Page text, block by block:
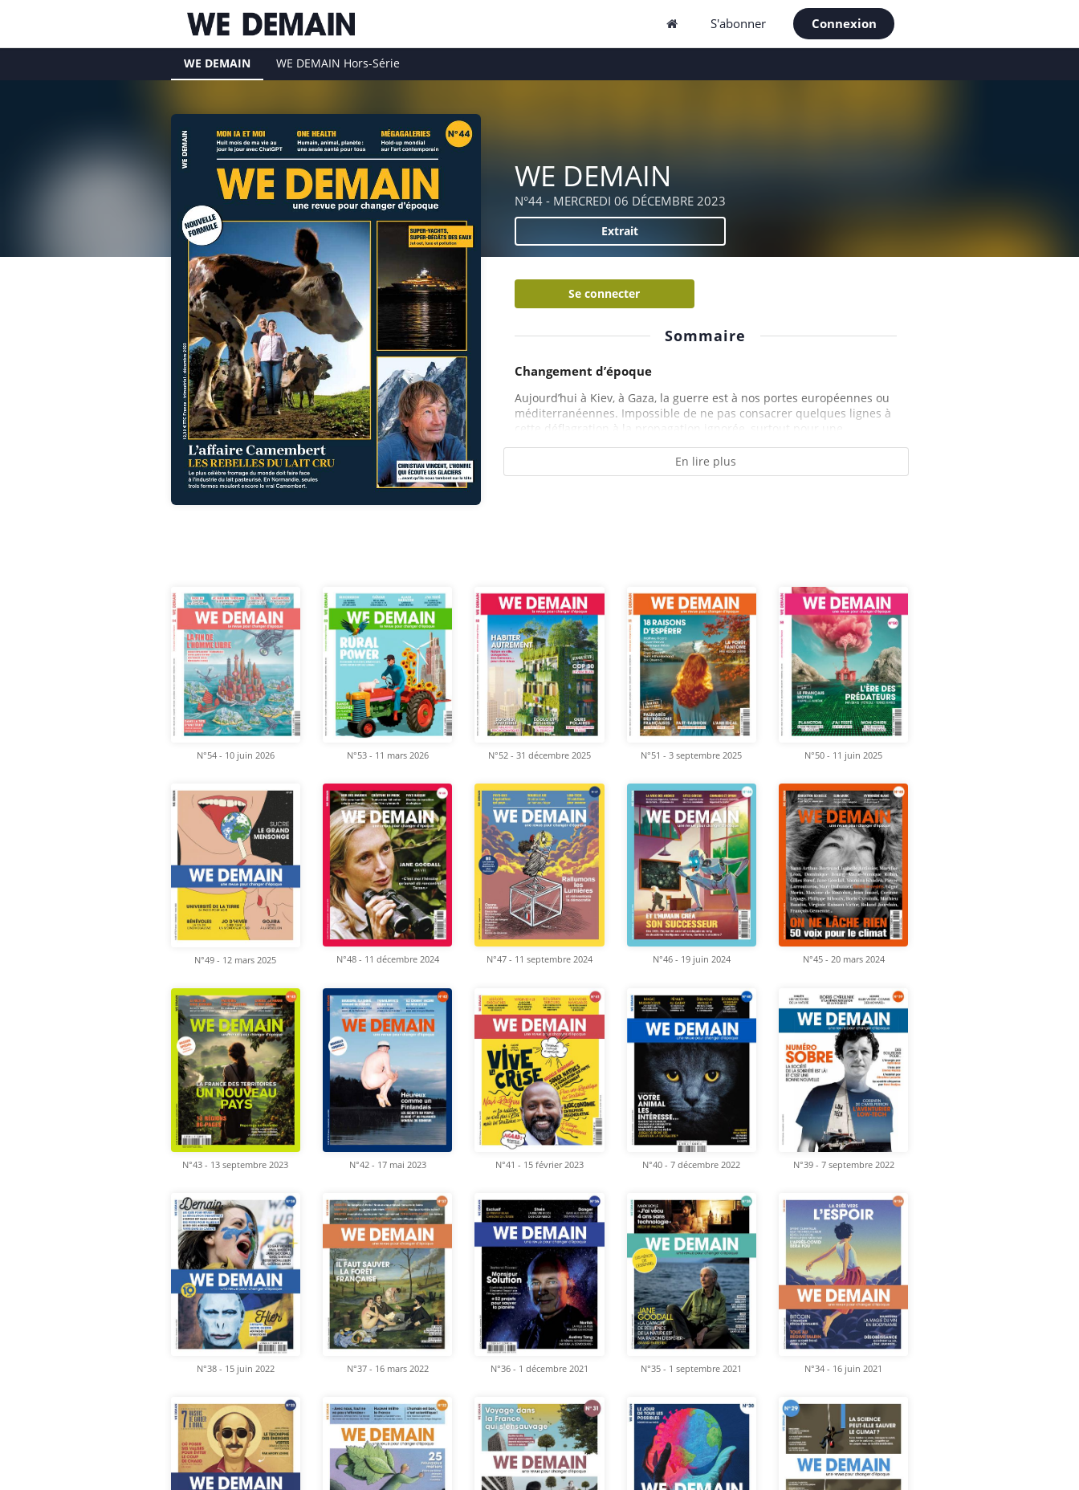
S'abonner Connexion
WE DEMAIN WE DEMAIN Hors-Série
WE DEMAIN
N°44 - MERCREDI 06 DÉCEMBRE 2023
Extrait
Se connecter
Sommaire
Changement d’époque
Aujourd’hui à Kiev, à Gaza, la guerre est à nos portes européennes ou
méditerranéennes. Impossible de ne pas consacrer quelques lignes à
cette déflagration à la propagation ignorée, surtout pour une...
En lire plus
N°54 - 10 juin 2026 N°53 - 11 mars 2026 N°52 - 31 décembre 2025 N°51 - 3 septembre 2025 N°50 - 11 juin 2025
N°49 - 12 mars 2025 N°48 - 11 décembre 2024 N°47 - 11 septembre 2024 N°46 - 19 juin 2024 N°45 - 20 mars 2024
N°43 - 13 septembre 2023 N°42 - 17 mai 2023 N°41 - 15 février 2023 N°40 - 7 décembre 2022 N°39 - 7 septembre 2022
N°38 - 15 juin 2022 N°37 - 16 mars 2022 N°36 - 1 décembre 2021 N°35 - 1 septembre 2021 N°34 - 16 juin 2021